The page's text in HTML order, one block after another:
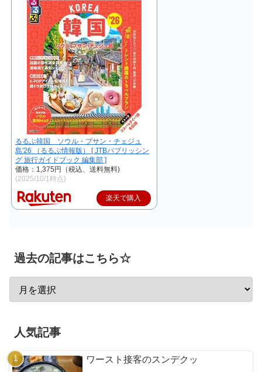
るるぶ韓国 ソウル・プサン・チェジュ
島'26 （るるぶ情報版） [ JTBパブリッシン
グ 旅行ガイドブック 編集部 ]
価格：1,375円（税込、送料無料)
(2025/10/1時点)
楽天で購入
過去の記事はこちら☆
人気記事
ワースト接客のスンデクッ